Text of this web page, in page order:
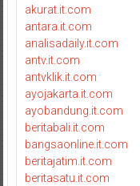
akurat.it.com
antara.it.com
analisadaily.it.com
antv.it.com
antvklik.it.com
ayojakarta.it.com
ayobandung.it.com
beritabali.it.com
bangsaonline.it.com
beritajatim.it.com
beritasatu.it.com